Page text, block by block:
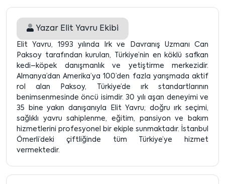
Yazar Elit Yavru Ekibi
Elit Yavru, 1993 yılında Irk ve Davranış Uzmanı Can
Paksoy tarafından kurulan, Türkiye’nin en köklü safkan
kedi–köpek danışmanlık ve yetiştirme merkezidir.
Almanya’dan Amerika’ya 100’den fazla yarışmada aktif
rol alan Paksoy, Türkiye’de ırk standartlarının
benimsenmesinde öncü isimdir. 30 yılı aşan deneyimi ve
35 bine yakın danışanıyla Elit Yavru; doğru ırk seçimi,
sağlıklı yavru sahiplenme, eğitim, pansiyon ve bakım
hizmetlerini profesyonel bir ekiple sunmaktadır. İstanbul
Ömerli’deki çiftliğinde tüm Türkiye’ye hizmet
vermektedir.